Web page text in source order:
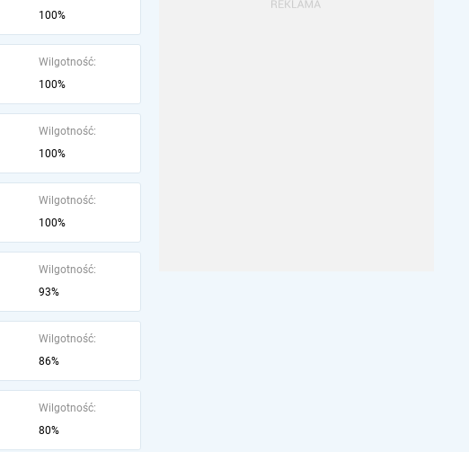
100%
Wilgotność:
100%
Wilgotność:
100%
Wilgotność:
100%
Wilgotność:
93%
Wilgotność:
86%
Wilgotność:
80%